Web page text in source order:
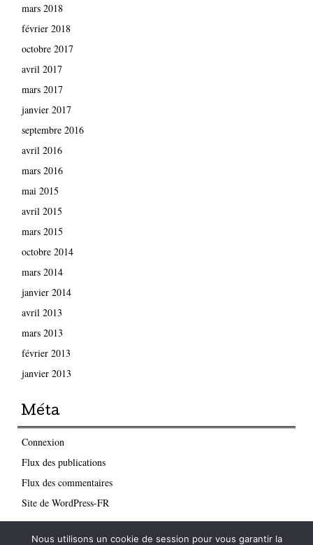
mars 2018
février 2018
octobre 2017
avril 2017
mars 2017
janvier 2017
septembre 2016
avril 2016
mars 2016
mai 2015
avril 2015
mars 2015
octobre 2014
mars 2014
janvier 2014
avril 2013
mars 2013
février 2013
janvier 2013
Méta
Connexion
Flux des publications
Flux des commentaires
Site de WordPress-FR
Nous utilisons un cookie de session pour vous garantir la